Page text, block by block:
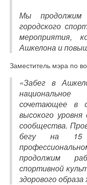
Мы продолжим
городского
мероприятия,
Ашкелона и
Заместитель мэра по
«Забег в
сочетающее в
высокого
сообщества.
бегу на 15
продолжим
спортивной
здорового